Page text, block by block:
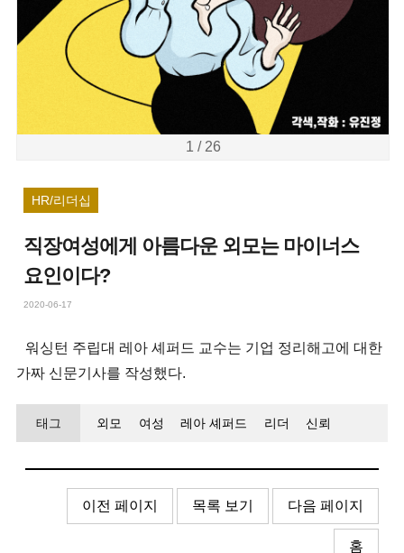
1 / 26
HR/리더십
직장여성에게 아름다운 외모는 마이너스
요인이다?
2020-06-17
워싱턴 주립대 레아 셰퍼드 교수는 기업 정리해고에 대한
가짜 신문기사를 작성했다.
태그 외모 여성 레아 셰퍼드 리더 신뢰
이전 페이지 목록 보기 다음 페이지
홈